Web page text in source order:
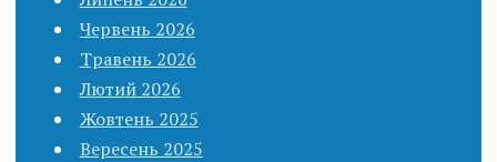
Червень 2026
Травень 2026
Лютий 2026
Жовтень 2025
Вересень 2025